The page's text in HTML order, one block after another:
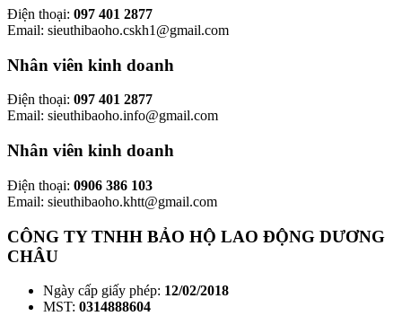
Điện thoại: 097 401 2877
Email: sieuthibaoho.cskh1@gmail.com
Nhân viên kinh doanh
Điện thoại: 097 401 2877
Email: sieuthibaoho.info@gmail.com
Nhân viên kinh doanh
Điện thoại: 0906 386 103
Email: sieuthibaoho.khtt@gmail.com
CÔNG TY TNHH BẢO HỘ LAO ĐỘNG DƯƠNG
CHÂU
Ngày cấp giấy phép: 12/02/2018
MST: 0314888604